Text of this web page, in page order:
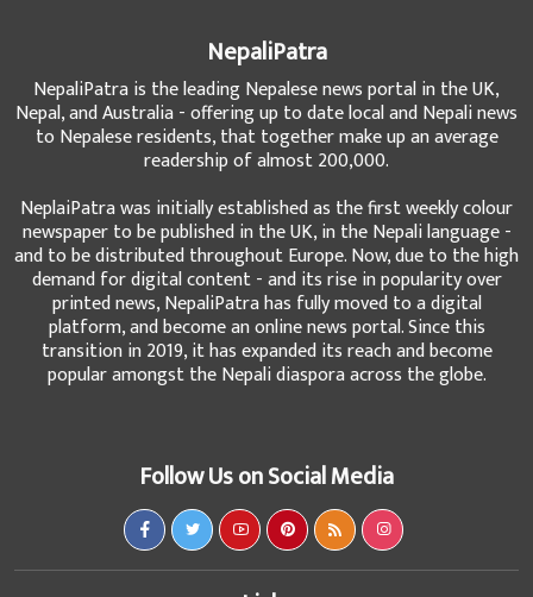
NepaliPatra
NepaliPatra is the leading Nepalese news portal in the UK,
Nepal, and Australia - offering up to date local and Nepali news
to Nepalese residents, that together make up an average
readership of almost 200,000.
NeplaiPatra was initially established as the first weekly colour
newspaper to be published in the UK, in the Nepali language -
and to be distributed throughout Europe. Now, due to the high
demand for digital content - and its rise in popularity over
printed news, NepaliPatra has fully moved to a digital
platform, and become an online news portal. Since this
transition in 2019, it has expanded its reach and become
popular amongst the Nepali diaspora across the globe.
Follow Us on Social Media